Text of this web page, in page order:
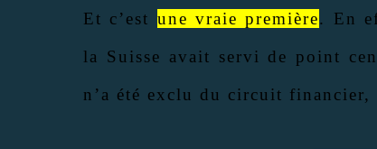
Et c’est une vraie première. En
la Suisse avait servi de point
n’a été exclu du circuit financier,